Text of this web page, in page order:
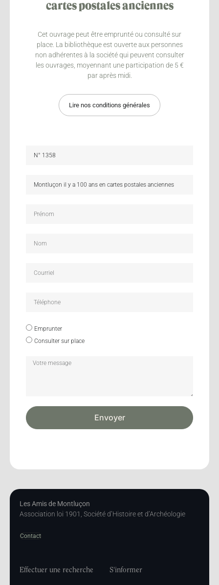
cartes postales anciennes
Cet ouvrage peut être emprunté ou consulté sur
place. La bibliothèque est ouverte aux personnes
non adhérentes à la société qui peuvent consulter
les ouvrages, moyennant une participation de 5 €
par après midi.
Lire nos conditions générales
Emprunter
Consulter sur place
Envoyer
Les Amis de Montluçon
Association loi 1901, Société d’Histoire et d’Archéologie
Contact
Effectuer une recherche S'informer